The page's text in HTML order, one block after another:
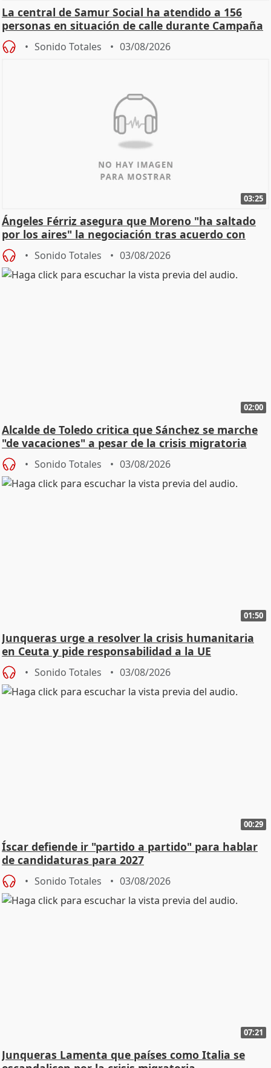
La central de Samur Social ha atendido a 156
personas en situación de calle durante Campaña
de Calor
Sonido Totales 03/08/2026
03:25
Ángeles Férriz asegura que Moreno "ha saltado
por los aires" la negociación tras acuerdo con
SMA
Sonido Totales 03/08/2026
02:00
Alcalde de Toledo critica que Sánchez se marche
"de vacaciones" a pesar de la crisis migratoria
Sonido Totales 03/08/2026
01:50
Junqueras urge a resolver la crisis humanitaria
en Ceuta y pide responsabilidad a la UE
Sonido Totales 03/08/2026
00:29
Íscar defiende ir "partido a partido" para hablar
de candidaturas para 2027
Sonido Totales 03/08/2026
07:21
Junqueras Lamenta que países como Italia se